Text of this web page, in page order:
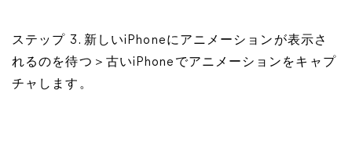
ステップ 3. 新しいiPhoneにアニメーションが表示さ
れるのを待つ＞古いiPhoneでアニメーションをキャプ
チャします。